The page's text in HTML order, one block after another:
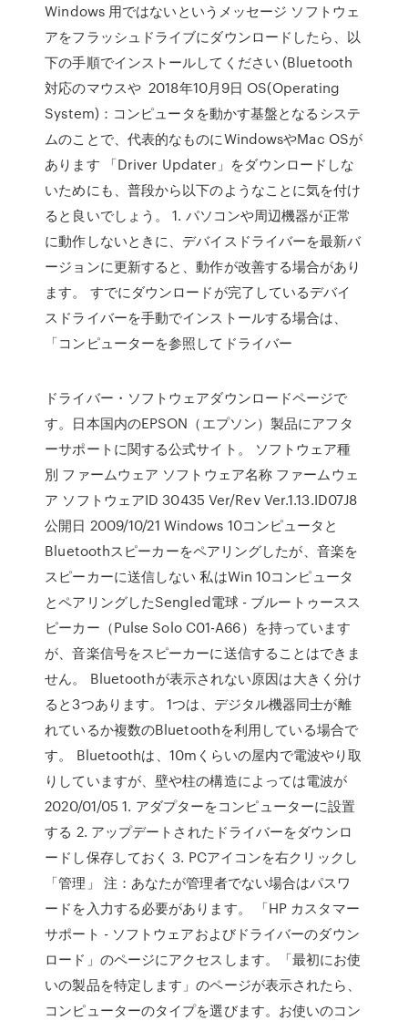
Windows 用ではないというメッセージ ソフトウェ
アをフラッシュドライブにダウンロードしたら、以
下の手順でインストールしてください (Bluetooth
対応のマウスや 2018年10月9日 OS(Operating
System)：コンピュータを動かす基盤となるシステ
ムのことで、代表的なものにWindowsやMac OSが
あります 「Driver Updater」をダウンロードしな
いためにも、普段から以下のようなことに気を付け
ると良いでしょう。 1. パソコンや周辺機器が正常
に動作しないときに、デバイスドライバーを最新バ
ージョンに更新すると、動作が改善する場合があり
ます。 すでにダウンロードが完了しているデバイ
スドライバーを手動でインストールする場合は、
「コンピューターを参照してドライバー
ドライバー・ソフトウェアダウンロードページで
す。日本国内のEPSON（エプソン）製品にアフタ
ーサポートに関する公式サイト。 ソフトウェア種
別 ファームウェア ソフトウェア名称 ファームウェ
ア ソフトウェアID 30435 Ver/Rev Ver.1.13.ID07J8
公開日 2009/10/21 Windows 10コンピュータと
Bluetoothスピーカーをペアリングしたが、音楽を
スピーカーに送信しない 私はWin 10コンピュータ
とペアリングしたSengled電球 - ブルートゥースス
ピーカー（Pulse Solo C01-A66）を持っています
が、音楽信号をスピーカーに送信することはできま
せん。 Bluetoothが表示されない原因は大きく分け
ると3つあります。 1つは、デジタル機器同士が離
れているか複数のBluetoothを利用している場合で
す。 Bluetoothは、10mくらいの屋内で電波やり取
りしていますが、壁や柱の構造によっては電波が
2020/01/05 1. アダプターをコンピューターに設置
する 2. アップデートされたドライバーをダウンロ
ードし保存しておく 3. PCアイコンを右クリックし
「管理」 注：あなたが管理者でない場合はパスワ
ードを入力する必要があります。 「HP カスタマー
サポート - ソフトウェアおよびドライバーのダウン
ロード」のページにアクセスします。「最初にお使
いの製品を特定します」のページが表示されたら、
コンピューターのタイプを選びます。お使いのコン